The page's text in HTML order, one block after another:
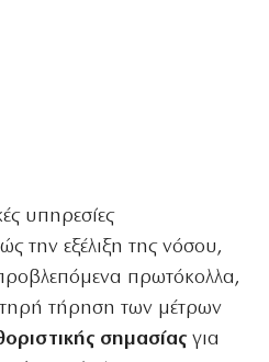
υπηρεσίες
την εξέλιξη της νόσου,
πρωτόκολλα,
τήρηση των μέτρων
σημασίας για